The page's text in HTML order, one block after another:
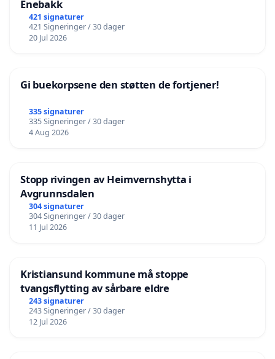
Enebakk
421 signaturer
421 Signeringer / 30 dager
20 Jul 2026
Gi buekorpsene den støtten de fortjener!
335 signaturer
335 Signeringer / 30 dager
4 Aug 2026
Stopp rivingen av Heimvernshytta i
Avgrunnsdalen
304 signaturer
304 Signeringer / 30 dager
11 Jul 2026
Kristiansund kommune må stoppe
tvangsflytting av sårbare eldre
243 signaturer
243 Signeringer / 30 dager
12 Jul 2026